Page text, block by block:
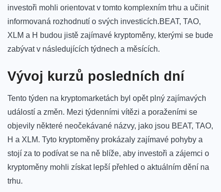
investoři mohli orientovat v tomto komplexním trhu a učinit
informovaná rozhodnutí o svých investicích.BEAT, TAO,
XLM a H​ budou⁤ jistě zajímavé kryptoměny, ⁢kterými se bude
zabývat v následujících týdnech a měsících.
Vývoj kurzů posledních dní
Tento týden‍ na ⁤kryptomarketách byl opět plný ⁤zajímavých
událostí a změn. Mezi týdenními vítězi ⁣a poraženími se
objevily ⁢některé neočekávané názvy, jako jsou BEAT, TAO,
H a XLM. Tyto kryptoměny prokázaly ⁤zajímavé pohyby a
stojí za to podívat se na ně blíže, aby ⁣investoři a zájemci o
kryptoměny mohli získat ⁢lepší přehled o aktuálním dění na
trhu.